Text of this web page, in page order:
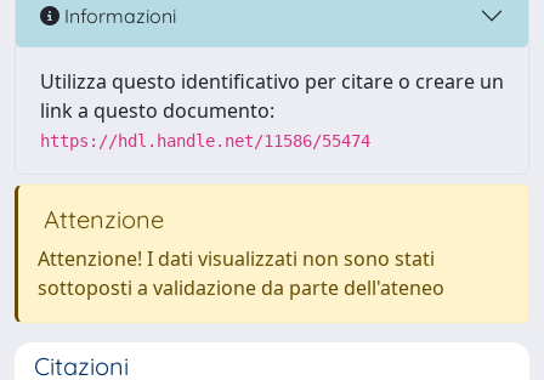
Informazioni
Utilizza questo identificativo per citare o creare un
link a questo documento:
https://hdl.handle.net/11586/55474
Attenzione
Attenzione! I dati visualizzati non sono stati
sottoposti a validazione da parte dell'ateneo
Citazioni